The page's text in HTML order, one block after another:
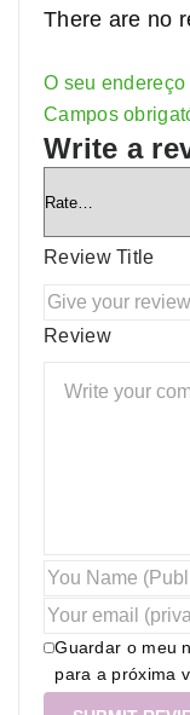
There are no
O seu
Campos
Write a
Review Title
Review
Guardar o meu
para a próxima
Alternative: